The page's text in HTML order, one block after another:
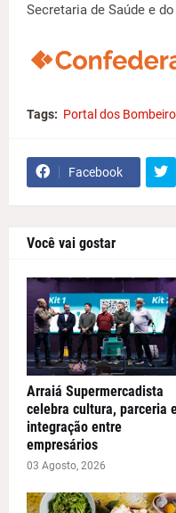
Secretaria de Saúde e
Tags: Portal dos
Facebook
Você vai gostar
Arraiá Supermercadista
celebra cultura, parceria
integração entre
empresários
03 Agosto, 2026